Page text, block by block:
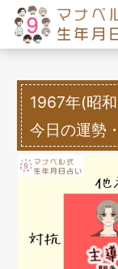
1967年(昭
今日の運勢